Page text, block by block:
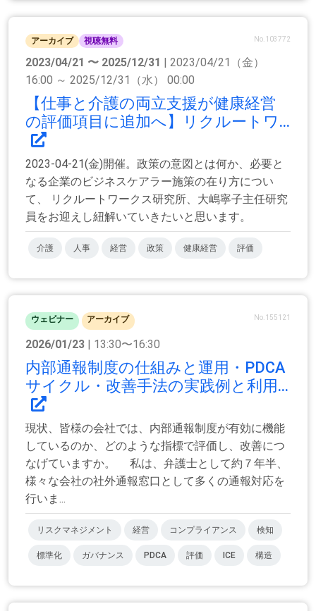
アーカイブ 視聴無料 No.103772
2023/04/21 〜 2025/12/31 | 2023/04/21（金）
16:00 ～ 2025/12/31（水） 00:00
【仕事と介護の両立支援が健康経営
の評価項目に追加へ】リクルートワ...
2023-04-21(金)開催。政策の意図とは何か、必要と
なる企業のビジネスケアラー施策の在り方につい
て、 リクルートワークス研究所、大嶋寧子主任研究
員をお迎えし紐解いていきたいと思います。
介護 人事 経営 政策 健康経営 評価
ウェビナー アーカイブ No.155121
2026/01/23 | 13:30〜16:30
内部通報制度の仕組みと運用・PDCA
サイクル・改善手法の実践例と利用...
現状、皆様の会社では、内部通報制度が有効に機能
しているのか、どのような指標で評価し、改善につ
なげていますか。 私は、弁護士として約７年半、
様々な会社の社外通報窓口として多くの通報対応を
行いま...
リスクマネジメント 経営 コンプライアンス 検知
標準化 ガバナンス PDCA 評価 ICE 構造